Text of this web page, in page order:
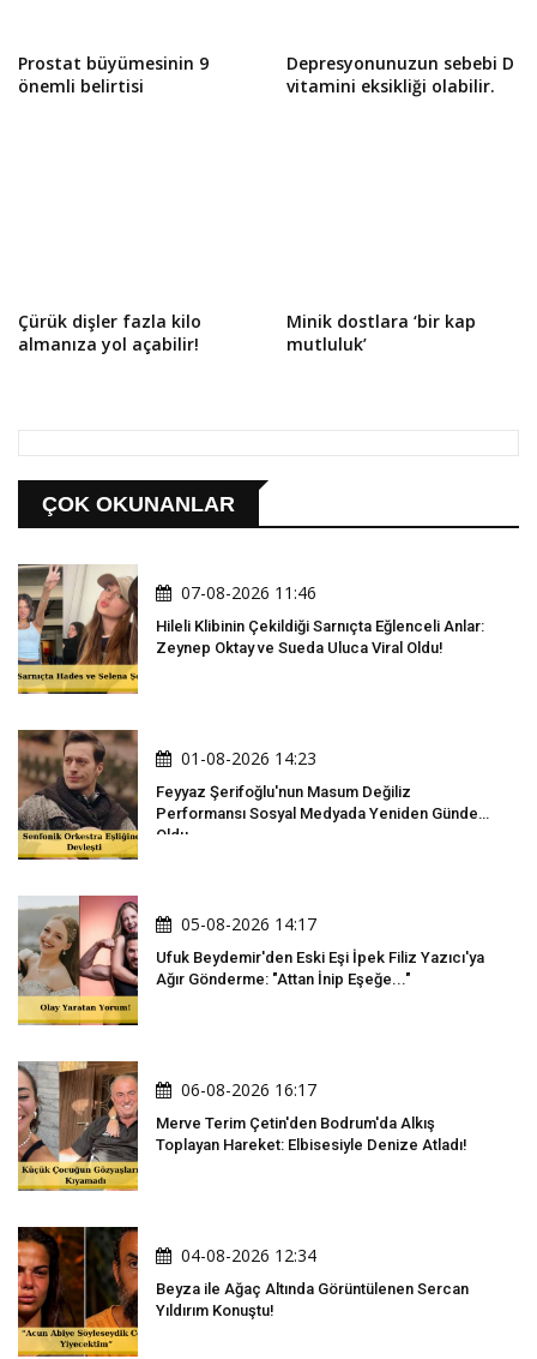
Prostat büyümesinin 9
önemli belirtisi
Depresyonunuzun sebebi D
vitamini eksikliği olabilir.
Çürük dişler fazla kilo
almanıza yol açabilir!
Minik dostlara ‘bir kap
mutluluk’
ÇOK OKUNANLAR
07-08-2026 11:46
Hileli Klibinin Çekildiği Sarnıçta Eğlenceli Anlar:
Zeynep Oktay ve Sueda Uluca Viral Oldu!
01-08-2026 14:23
Feyyaz Şerifoğlu'nun Masum Değiliz
Performansı Sosyal Medyada Yeniden Gündem
Oldu
05-08-2026 14:17
Ufuk Beydemir'den Eski Eşi İpek Filiz Yazıcı'ya
Ağır Gönderme: "Attan İnip Eşeğe..."
06-08-2026 16:17
Merve Terim Çetin'den Bodrum'da Alkış
Toplayan Hareket: Elbisesiyle Denize Atladı!
04-08-2026 12:34
Beyza ile Ağaç Altında Görüntülenen Sercan
Yıldırım Konuştu!